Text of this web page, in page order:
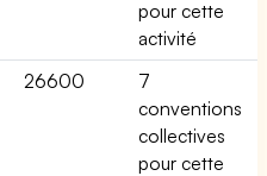
pour cette
activité
26600
7
conventions
collectives
pour cette